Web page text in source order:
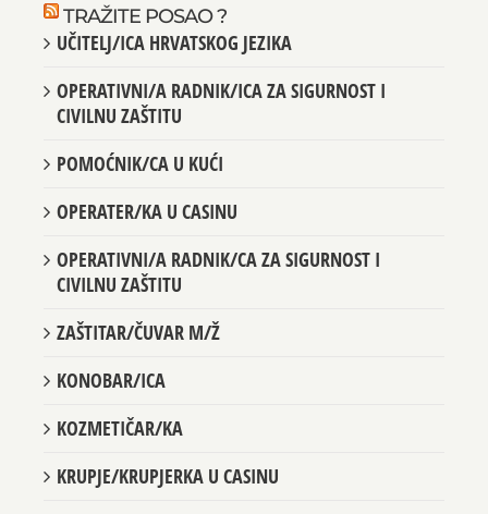
TRAŽITE POSAO ?
UČITELJ/ICA HRVATSKOG JEZIKA
OPERATIVNI/A RADNIK/ICA ZA SIGURNOST I
CIVILNU ZAŠTITU
POMOĆNIK/CA U KUĆI
OPERATER/KA U CASINU
OPERATIVNI/A RADNIK/CA ZA SIGURNOST I
CIVILNU ZAŠTITU
ZAŠTITAR/ČUVAR M/Ž
KONOBAR/ICA
KOZMETIČAR/KA
KRUPJE/KRUPJERKA U CASINU